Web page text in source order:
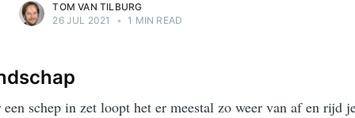
TOM VAN TILBURG
26 JUL 2021
• 1 MIN READ
schep in zet loopt het er meestal zo weer van af en rijd